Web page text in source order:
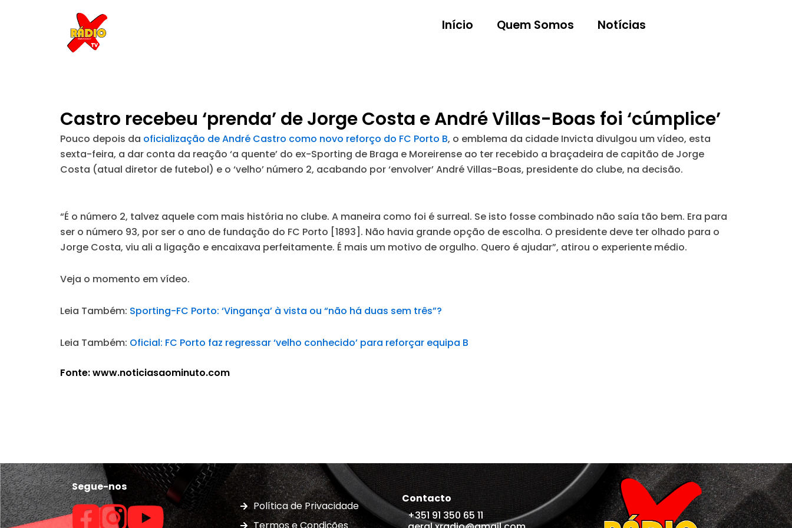
Início Quem Somos Notícias
Castro recebeu ‘prenda’ de Jorge Costa e André Villas-Boas foi ‘cúmplice’
Pouco depois da oficialização de André Castro como novo reforço do FC Porto B, o emblema da cidade Invicta divulgou um vídeo, esta
sexta-feira, a dar conta da reação ‘a quente’ do ex-Sporting de Braga e Moreirense ao ter recebido a braçadeira de capitão de Jorge
Costa (atual diretor de futebol) e o ‘velho’ número 2, acabando por ‘envolver’ André Villas-Boas, presidente do clube, na decisão.
“É o número 2, talvez aquele com mais história no clube. A maneira como foi é surreal. Se isto fosse combinado não saía tão bem. Era para
ser o número 93, por ser o ano de fundação do FC Porto [1893]. Não havia grande opção de escolha. O presidente deve ter olhado para o
Jorge Costa, viu ali a ligação e encaixava perfeitamente. É mais um motivo de orgulho. Quero é ajudar”, atirou o experiente médio.
Veja o momento em vídeo.
Leia Também: Sporting-FC Porto: ‘Vingança’ à vista ou “não há duas sem três”?
Leia Também: Oficial: FC Porto faz regressar ‘velho conhecido’ para reforçar equipa B
Fonte: www.noticiasaominuto.com
Segue-nos
Política de Privacidade
Contacto
+351 91 350 65 11